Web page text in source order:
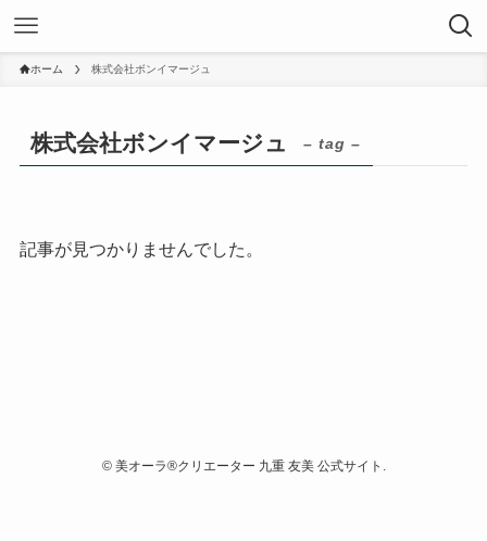
ホーム 株式会社ボンイマージュ
株式会社ボンイマージュ – tag –
記事が見つかりませんでした。
©美オーラ®クリエーター 九重 友美 公式サイト.